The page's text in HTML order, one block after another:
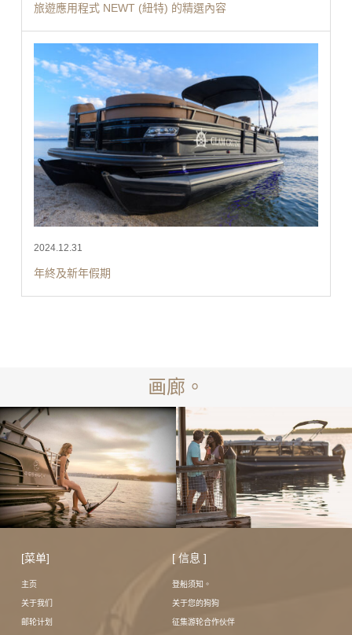
旅遊應用程式 NEWT (紐特) 的精選內容
2024.12.31
年終及新年假期
画廊。
[菜单]
主页
关于我们
邮轮计划
[ 信息 ]
登船须知。
关于您的狗狗
征集游轮合作伙伴